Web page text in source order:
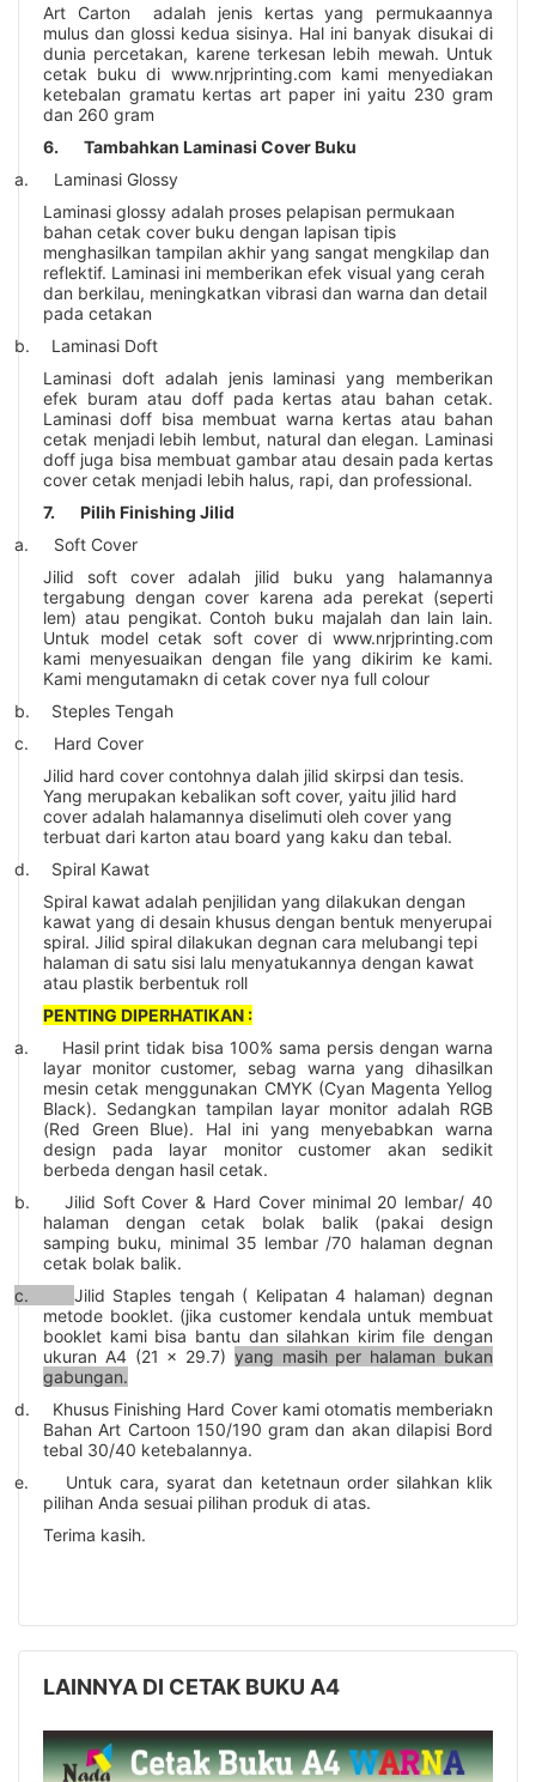
Art Carton adalah jenis kertas yang permukaannya
mulus dan glossi kedua sisinya. Hal ini banyak disukai di
dunia percetakan, karene terkesan lebih mewah. Untuk
cetak buku di www.nrjprinting.com kami menyediakan
ketebalan gramatu kertas art paper ini yaitu 230 gram
dan 260 gram
6.
Tambahkan Laminasi Cover Buku
a.
Laminasi Glossy
Laminasi glossy adalah proses pelapisan permukaan
bahan cetak cover buku dengan lapisan tipis
menghasilkan tampilan akhir yang sangat mengkilap dan
reflektif. Laminasi ini memberikan efek visual yang cerah
dan berkilau, meningkatkan vibrasi dan warna dan detail
pada cetakan
b.
Laminasi Doft
Laminasi doft adalah jenis laminasi yang memberikan
efek buram atau doff pada kertas atau bahan cetak.
Laminasi doff bisa membuat warna kertas atau bahan
cetak menjadi lebih lembut, natural dan elegan. Laminasi
doff juga bisa membuat gambar atau desain pada kertas
cover cetak menjadi lebih halus, rapi, dan professional.
7.
Pilih Finishing Jilid
a.
Soft Cover
Jilid soft cover adalah jilid buku yang halamannya
tergabung dengan cover karena ada perekat (seperti
lem) atau pengikat. Contoh buku majalah dan lain lain.
Untuk model cetak soft cover di www.nrjprinting.com
kami menyesuaikan dengan file yang dikirim ke kami.
Kami mengutamakn di cetak cover nya full colour
b.
Steples Tengah
c.
Hard Cover
Jilid hard cover contohnya dalah jilid skirpsi dan tesis.
Yang merupakan kebalikan soft cover, yaitu jilid hard
cover adalah halamannya diselimuti oleh cover yang
terbuat dari karton atau board yang kaku dan tebal.
d.
Spiral Kawat
Spiral kawat adalah penjilidan yang dilakukan dengan
kawat yang di desain khusus dengan bentuk menyerupai
spiral. Jilid spiral dilakukan degnan cara melubangi tepi
halaman di satu sisi lalu menyatukannya dengan kawat
atau plastik berbentuk roll
PENTING DIPERHATIKAN :
a.
Hasil print tidak bisa 100% sama persis dengan warna
layar monitor customer, sebag warna yang dihasilkan
mesin cetak menggunakan CMYK (Cyan Magenta Yellog
Black). Sedangkan tampilan layar monitor adalah RGB
(Red Green Blue). Hal ini yang menyebabkan warna
design pada layar monitor customer akan sedikit
berbeda dengan hasil cetak.
b.
Jilid Soft Cover & Hard Cover minimal 20 lembar/ 40
halaman dengan cetak bolak balik (pakai design
samping buku, minimal 35 lembar /70 halaman degnan
cetak bolak balik.
c.
Jilid Staples tengah ( Kelipatan 4 halaman) degnan
metode booklet. (jika customer kendala untuk membuat
booklet kami bisa bantu dan silahkan kirim file dengan
ukuran A4 (21 x 29.7) yang masih per halaman bukan
gabungan.
d.
Khusus Finishing Hard Cover kami otomatis memberiakn
Bahan Art Cartoon 150/190 gram dan akan dilapisi Bord
tebal 30/40 ketebalannya.
e.
Untuk cara, syarat dan ketetnaun order silahkan klik
pilihan Anda sesuai pilihan produk di atas.
Terima kasih.
LAINNYA DI CETAK BUKU A4